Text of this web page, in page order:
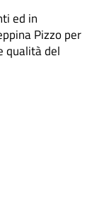
ed in
Pizzo per
qualità del